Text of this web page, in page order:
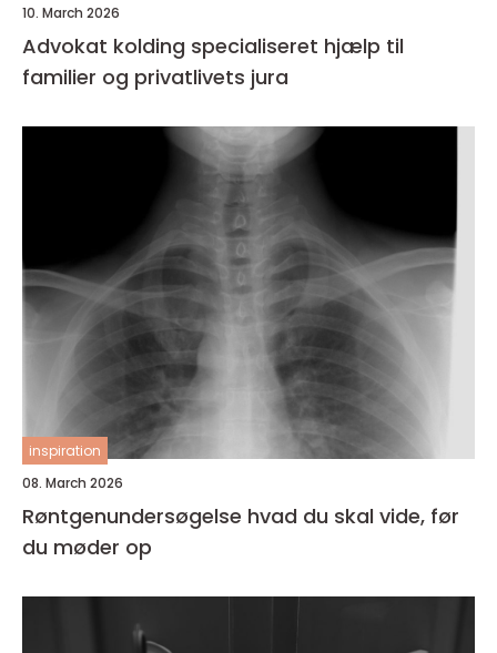
10. March 2026
Advokat kolding specialiseret hjælp til
familier og privatlivets jura
inspiration
08. March 2026
Røntgenundersøgelse hvad du skal vide, før
du møder op